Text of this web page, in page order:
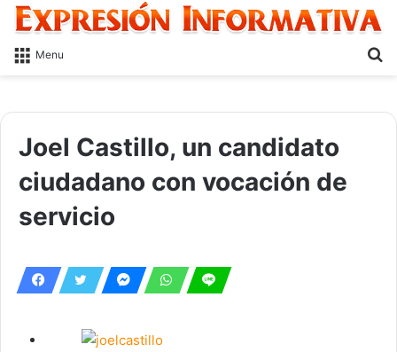
Menu
Joel Castillo, un candidato
ciudadano con vocación de
servicio